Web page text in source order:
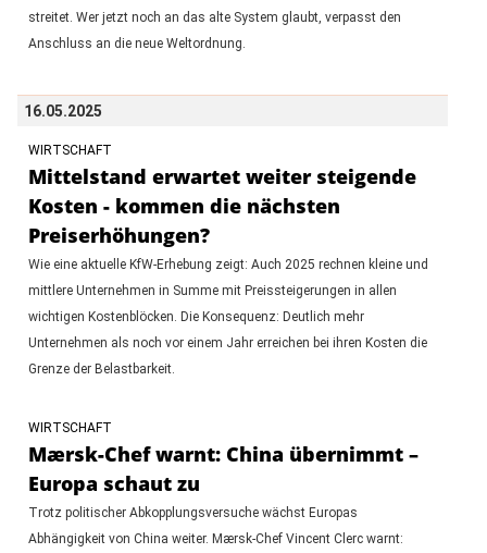
streitet. Wer jetzt noch an das alte System glaubt, verpasst den
Anschluss an die neue Weltordnung.
16.05.2025
WIRTSCHAFT
Mittelstand erwartet weiter steigende
Kosten - kommen die nächsten
Preiserhöhungen?
Wie eine aktuelle KfW-Erhebung zeigt: Auch 2025 rechnen kleine und
mittlere Unternehmen in Summe mit Preissteigerungen in allen
wichtigen Kostenblöcken. Die Konsequenz: Deutlich mehr
Unternehmen als noch vor einem Jahr erreichen bei ihren Kosten die
Grenze der Belastbarkeit.
WIRTSCHAFT
Mærsk-Chef warnt: China übernimmt –
Europa schaut zu
Trotz politischer Abkopplungsversuche wächst Europas
Abhängigkeit von China weiter. Mærsk-Chef Vincent Clerc warnt: